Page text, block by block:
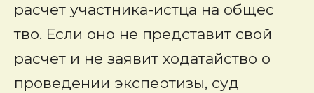
расчет участника-истца на общес
тво. Если оно не представит свой
расчет и не заявит ходатайство о
проведении экспертизы, суд